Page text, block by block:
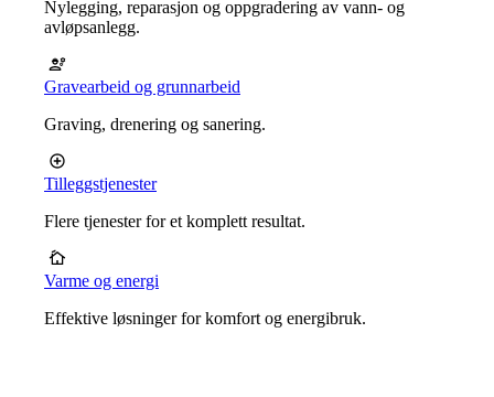
Nylegging, reparasjon og oppgradering av vann- og
avløpsanlegg.
Gravearbeid og grunnarbeid
Graving, drenering og sanering.
Tilleggstjenester
Flere tjenester for et komplett resultat.
Varme og energi
Effektive løsninger for komfort og energibruk.